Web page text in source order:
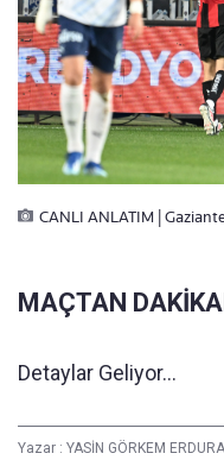
CANLI ANLATIM |
MAÇTAN
Detaylar Geliyor...
Yazar : YASİN GÖRKEM